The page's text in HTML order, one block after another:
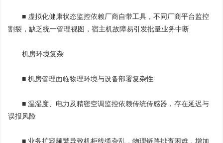
■ 虚拟化健康状态监控依赖厂商自带工具，不同厂商平台监控
割裂，缺乏统一管理视图，宿主机故障易引发批量业务中断
机房环境复杂
■ 机房管理面临物理环境与设备部署复杂性
■ 温湿度、电力及精密空调监控依赖传统传感器，存在延迟与
误报风险
■ 业务扩容频繁导致机柜线缆杂乱，物理链路排查困难，增加